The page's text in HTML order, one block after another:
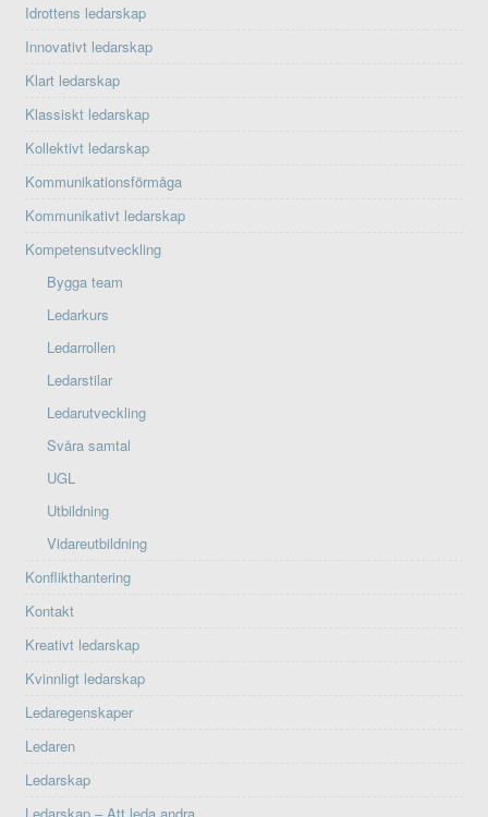
Idrottens ledarskap
Innovativt ledarskap
Klart ledarskap
Klassiskt ledarskap
Kollektivt ledarskap
Kommunikationsförmåga
Kommunikativt ledarskap
Kompetensutveckling
Bygga team
Ledarkurs
Ledarrollen
Ledarstilar
Ledarutveckling
Svåra samtal
UGL
Utbildning
Vidareutbildning
Konflikthantering
Kontakt
Kreativt ledarskap
Kvinnligt ledarskap
Ledaregenskaper
Ledaren
Ledarskap
Ledarskap – Att leda andra